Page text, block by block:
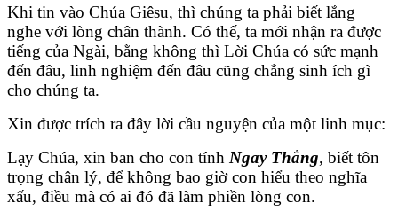
Khi tin vào Chúa Giêsu, thì chúng ta phải biết lắng
nghe với lòng chân thành. Có thế, ta mới nhận ra được
tiếng của Ngài, bằng không thì Lời Chúa có sức mạnh
đến đâu, linh nghiệm đến đâu cũng chẳng sinh ích gì
cho chúng ta.
Xin được trích ra đây lời cầu nguyện của một linh mục:
Lạy Chúa, xin ban cho con tính Ngay Thẳng, biết tôn
trọng chân lý, để không bao giờ con hiểu theo nghĩa
xấu, điều mà có ai đó đã làm phiền lòng con.